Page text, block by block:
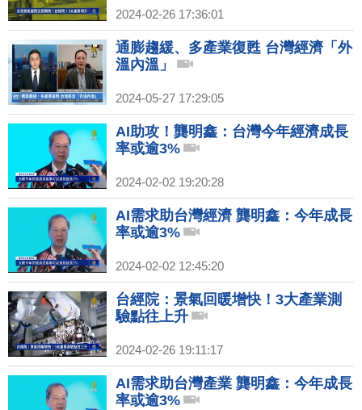
2024-02-26 17:36:01
通膨趨緩、多產業復甦 台灣經濟「外
溫內溫」
2024-05-27 17:29:05
AI助攻！龔明鑫：台灣今年經濟成長
率或逾3%
2024-02-02 19:20:28
AI需求助台灣經濟 龔明鑫：今年成長
率或逾3%
2024-02-02 12:45:20
台經院：景氣回暖增快！3大產業測
驗點往上升
2024-02-26 19:11:17
AI需求助台灣產業 龔明鑫：今年成長
率或逾3%